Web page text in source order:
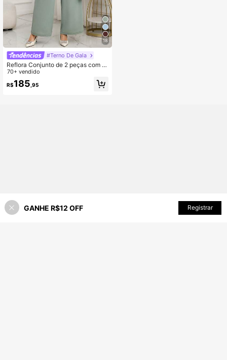
18
#Terno De Gala
Reflora Conjunto de 2 peças com T
op de Manga Pétalas Transparente
com Bordado Floral Elegante e Calç
a Perna Larga para Mulheres Plus S
70+ vendido
R$185 ,95
ADICIONAR AO CARRINHO
GANHE R$12 OFF Registrar